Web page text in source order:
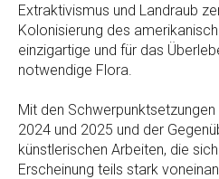
Extraktivismus und Landraub
Kolonisierung des
einzigartige und für das
notwendige Flora.
Mit den
2024 und 2025 und der
künstlerischen Arbeiten, die
Erscheinung teils stark